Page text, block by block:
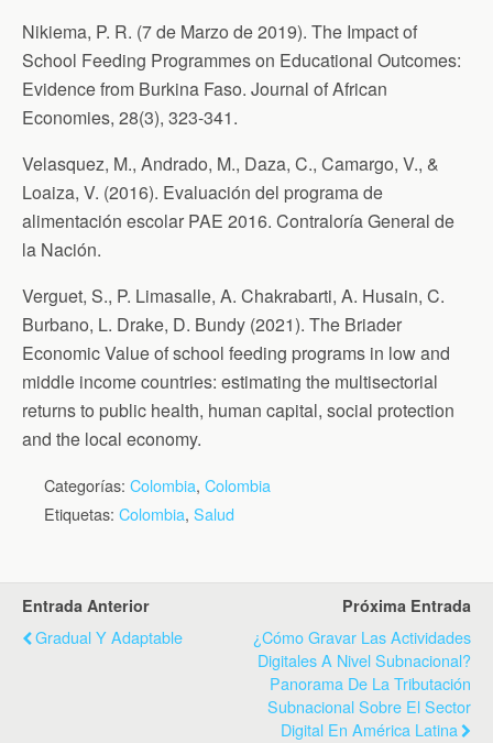
Nikiema, P. R. (7 de Marzo de 2019). The Impact of
School Feeding Programmes on Educational Outcomes:
Evidence from Burkina Faso. Journal of African
Economies, 28(3), 323-341.
Velasquez, M., Andrado, M., Daza, C., Camargo, V., &
Loaiza, V. (2016). Evaluación del programa de
alimentación escolar PAE 2016. Contraloría General de
la Nación.
Verguet, S., P. Limasalle, A. Chakrabarti, A. Husain, C.
Burbano, L. Drake, D. Bundy (2021). The Briader
Economic Value of school feeding programs in low and
middle income countries: estimating the multisectorial
returns to public health, human capital, social protection
and the local economy.
Categorías: Colombia, Colombia
Etiquetas: Colombia, Salud
Entrada Anterior
Gradual Y Adaptable
Próxima Entrada
¿Cómo Gravar Las Actividades
Digitales A Nivel Subnacional?
Panorama De La Tributación
Subnacional Sobre El Sector
Digital En América Latina